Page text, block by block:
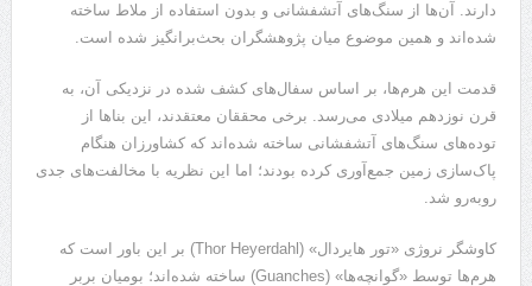
دارند. آن‌ها از سنگ‌های آتشفشانی و بدون استفاده از ملاط ساخته
شده‌اند و همین موضوع میان پژوهشگران بحث‌برانگیز شده است.
قدمت این هرم‌ها، بر اساس سفال‌های کشف ‌شده در نزدیکی آن، به
قرن نوزدهم میلادی می‌رسد. برخی محققان معتقدند، این بناها از
توده‌های سنگ‌های آتشفشانی ساخته شده‌اند که کشاورزان هنگام
پاک‌سازی زمین جمع‌آوری کرده بودند؛ اما این نظریه با مخالفت‌های جدی
روبه‌رو شد.
کاوشگر نروژی «تور هایردال» (Thor Heyerdahl) بر این باور است که
هرم‌ها توسط «گوانچه‌ها» (Guanches) ساخته شده‌اند؛ بومیان بربر